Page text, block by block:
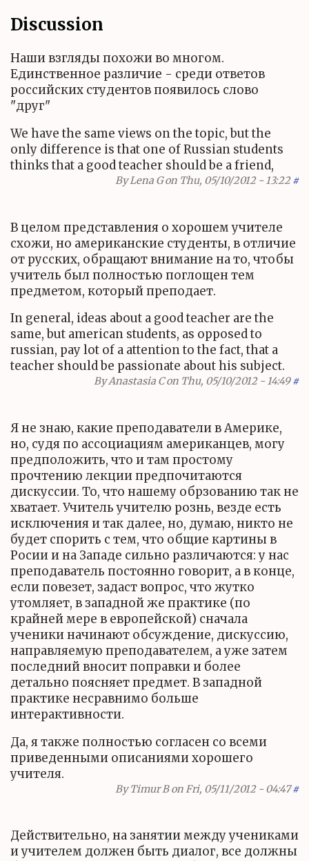
Discussion
Наши взгляды похожи во многом.
Единственное различие - среди ответов
российских студентов появилось слово
"друг"
We have the same views on the topic, but the
only difference is that one of Russian students
thinks that a good teacher should be a friend,
ByLena Gon Thu, 05/10/2012 - 13:22 #
В целом представления о хорошем учителе
схожи, но американские студенты, в отличие
от русских, обращают внимание на то, чтобы
учитель был полностью поглощен тем
предметом, который преподает.
In general, ideas about a good teacher are the
same, but american students, as opposed to
russian, pay lot of a attention to the fact, that a
teacher should be passionate about his subject.
ByAnastasia Con Thu, 05/10/2012 - 14:49 #
Я не знаю, какие преподаватели в Америке,
но, судя по ассоциациям американцев, могу
предположить, что и там простому
прочтению лекции предпочитаются
дискуссии. То, что нашему обрзованию так не
хватает. Учитель учителю рознь, везде есть
исключения и так далее, но, думаю, никто не
будет спорить с тем, что общие картины в
Росии и на Западе сильно различаются: у нас
преподаватель постоянно говорит, а в конце,
если повезет, задаст вопрос, что жутко
утомляет, в западной же практике (по
крайней мере в европейской) сначала
ученики начинают обсуждение, дискуссию,
направляемую преподавателем, а уже затем
последний вносит поправки и более
детально поясняет предмет. В западной
практике несравнимо больше
интерактивности.
Да, я также полностью согласен со всеми
приведенными описаниями хорошего
учителя.
ByTimur Bon Fri, 05/11/2012 - 04:47 #
Действительно, на занятии между учениками
и учителем должен быть диалог, все должны